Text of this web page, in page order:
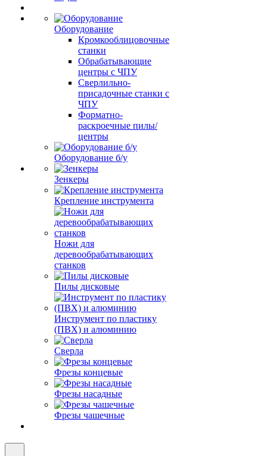
Оборудование
Кромкооблицовочные
станки
Обрабатывающие
центры с ЧПУ
Сверлильно-
присадочные станки с
ЧПУ
Форматно-
раскроечные пилы/
центры
Оборудование б/у
Зенкеры
Крепление инструмента
Ножи для
деревообрабатывающих
станков
Пилы дисковые
Инструмент по пластику
(ПВХ) и алюминию
Сверла
Фрезы концевые
Фрезы насадные
Фрезы чашечные